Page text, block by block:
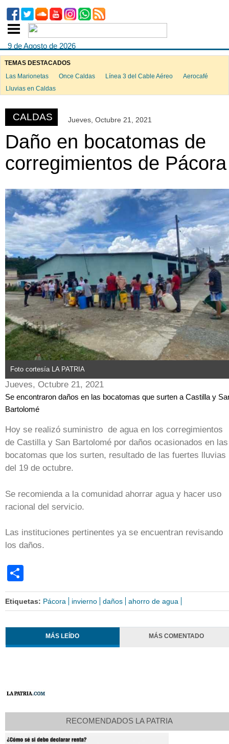
9 de Agosto de 2026
TEMAS DESTACADOS
Las Marionetas
Once Caldas Línea 3 del Cable Aéreo
Aerocafé
Lluvias en Caldas
CALDAS Jueves, Octubre 21, 2021
Daño en bocatomas de
corregimientos de Pácora
Foto cortesía LA PATRIA
Jueves, Octubre 21, 2021
Se encontraron daños en las bocatomas que surten a Castilla y
Bartolomé
Hoy se realizó suministro de agua en los corregimientos
de Castilla y San Bartolomé por daños ocasionados en las
bocatomas que los surten, resultado de las fuertes lluvias
del 19 de octubre.
Se recomienda a la comunidad ahorrar agua y hacer uso
racional del servicio.
Las instituciones pertinentes ya se encuentran revisando
los daños.
Etiquetas: Pácora invierno daños ahorro de agua
MÁS LEÍDO MÁS COMENTADO
RECOMENDADOS LA PATRIA